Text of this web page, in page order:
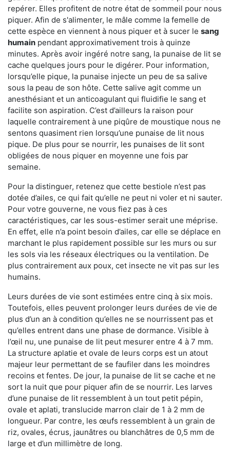
repérer. Elles profitent de notre état de sommeil pour nous
piquer. Afin de s'alimenter, le mâle comme la femelle de
cette espèce en viennent à nous piquer et à sucer le sang
humain pendant approximativement trois à quinze
minutes. Après avoir ingéré notre sang, la punaise de lit se
cache quelques jours pour le digérer. Pour information,
lorsqu’elle pique, la punaise injecte un peu de sa salive
sous la peau de son hôte. Cette salive agit comme un
anesthésiant et un anticoagulant qui fluidifie le sang et
facilite son aspiration. C’est d’ailleurs la raison pour
laquelle contrairement à une piqûre de moustique nous ne
sentons quasiment rien lorsqu’une punaise de lit nous
pique. De plus pour se nourrir, les punaises de lit sont
obligées de nous piquer en moyenne une fois par
semaine.
Pour la distinguer, retenez que cette bestiole n’est pas
dotée d’ailes, ce qui fait qu’elle ne peut ni voler et ni sauter.
Pour votre gouverne, ne vous fiez pas à ces
caractéristiques, car les sous-estimer serait une méprise.
En effet, elle n’a point besoin d’ailes, car elle se déplace en
marchant le plus rapidement possible sur les murs ou sur
les sols via les réseaux électriques ou la ventilation. De
plus contrairement aux poux, cet insecte ne vit pas sur les
humains.
Leurs durées de vie sont estimées entre cinq à six mois.
Toutefois, elles peuvent prolonger leurs durées de vie de
plus d’un an à condition qu’elles ne se nourrissent pas et
qu’elles entrent dans une phase de dormance. Visible à
l’œil nu, une punaise de lit peut mesurer entre 4 à 7 mm.
La structure aplatie et ovale de leurs corps est un atout
majeur leur permettant de se faufiler dans les moindres
recoins et fentes. De jour, la punaise de lit se cache et ne
sort la nuit que pour piquer afin de se nourrir. Les larves
d’une punaise de lit ressemblent à un tout petit pépin,
ovale et aplati, translucide marron clair de 1 à 2 mm de
longueur. Par contre, les œufs ressemblent à un grain de
riz, ovales, écrus, jaunâtres ou blanchâtres de 0,5 mm de
large et d’un millimètre de long.